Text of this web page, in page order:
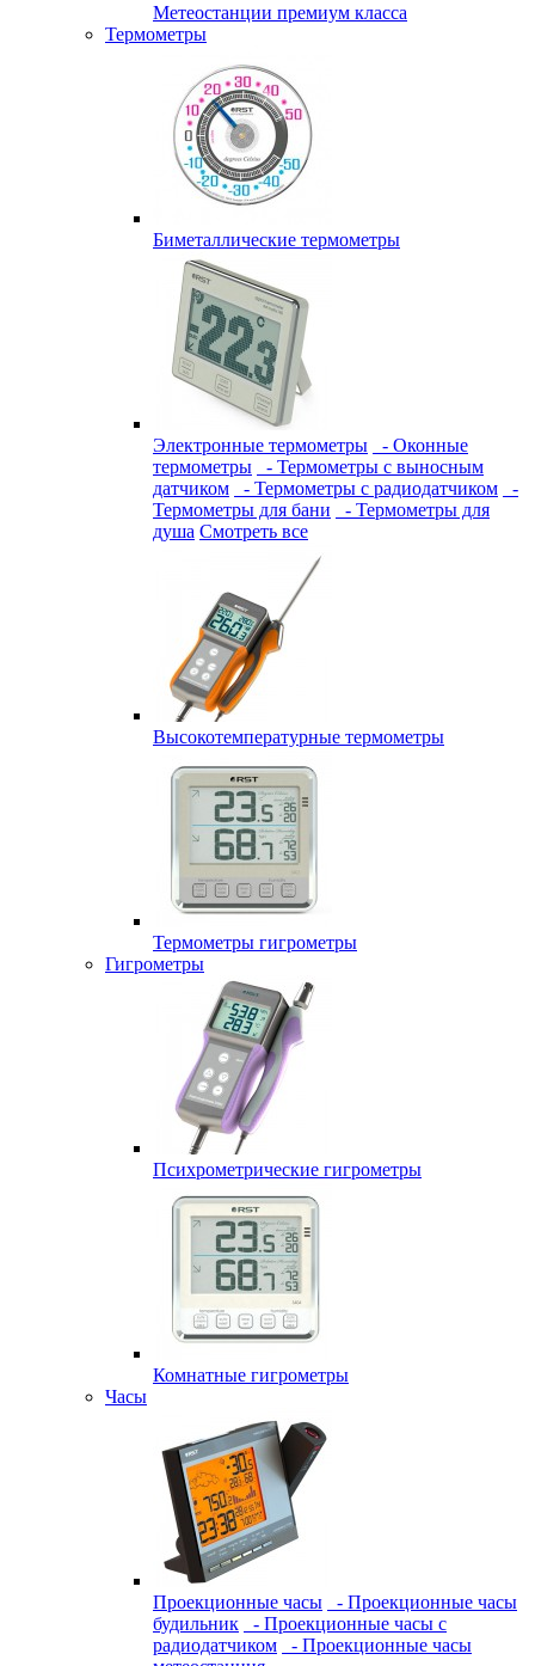
Метеостанции премиум класса
Термометры
Биметаллические термометры
Электронные термометры
- Оконные
термометры
- Термометры с выносным
датчиком
- Термометры с радиодатчиком
-
Термометры для бани
- Термометры для
душа Смотреть все
Высокотемпературные термометры
Термометры гигрометры
Гигрометры
Психрометрические гигрометры
Комнатные гигрометры
Часы
Проекционные часы
- Проекционные часы
будильник
- Проекционные часы с
радиодатчиком
- Проекционные часы